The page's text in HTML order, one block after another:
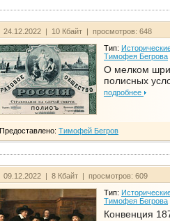
24.12.2022 | 10 Кбайт | просмотров: 648
Тип:
Тимофея Бегрова
О мелком
полисных
подробнее
Предоставлено: Тимофей Бегров
09.12.2022 | 8 Кбайт | просмотров: 609
Тип:
Тимофея Бегрова
Конвенция